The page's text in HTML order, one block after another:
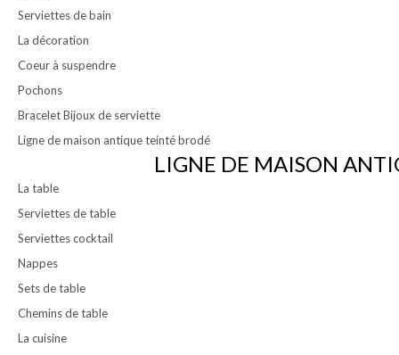
Serviettes de bain
La décoration
Coeur à suspendre
Pochons
Bracelet Bijoux de serviette
Ligne de maison antique teinté brodé
LIGNE DE MAISON
La table
Serviettes de table
Serviettes cocktail
Nappes
Sets de table
Chemins de table
La cuisine